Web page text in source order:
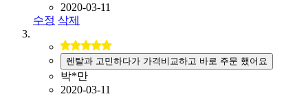
2020-03-11
수정 삭제
렌탈과 고민하다가 가격비교하고 바로 주문 했어요
박*만
2020-03-11